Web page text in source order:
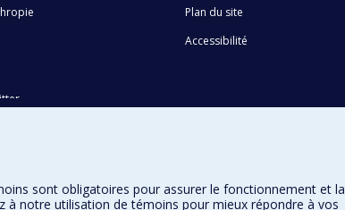
Plan du site
Accessibilité
sont obligatoires pour assurer le fonctionnement et la
à notre utilisation de témoins pour mieux répondre à vos